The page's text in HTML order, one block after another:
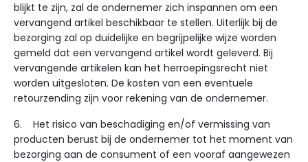
blijkt te zijn, zal de ondernemer zich inspannen om een
vervangend artikel beschikbaar te stellen. Uiterlijk bij de
bezorging zal op duidelijke en begrijpelijke wijze worden
gemeld dat een vervangend artikel wordt geleverd. Bij
vervangende artikelen kan het herroepingsrecht niet
worden uitgesloten. De kosten van een eventuele
retourzending zijn voor rekening van de ondernemer.
6. Het risico van beschadiging en/of vermissing van
producten berust bij de ondernemer tot het moment van
bezorging aan de consument of een vooraf aangewezen